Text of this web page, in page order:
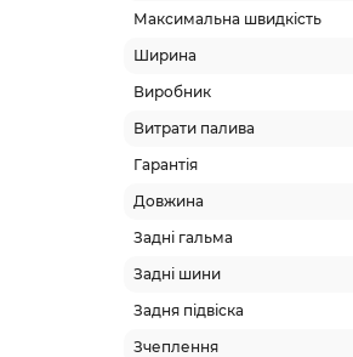
Максимальна швидкість
Ширина
Виробник
Витрати палива
Гарантія
Довжина
Задні гальма
Задні шини
Задня підвіска
Зчеплення